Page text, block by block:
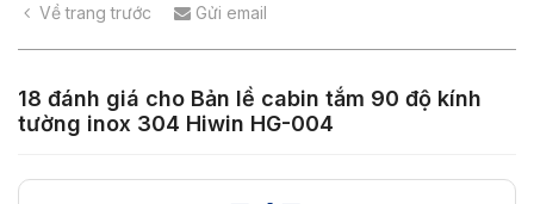
Về trang trước Gửi email
18 đánh giá cho Bản lề cabin tắm 90 độ kính
tường inox 304 Hiwin HG-004